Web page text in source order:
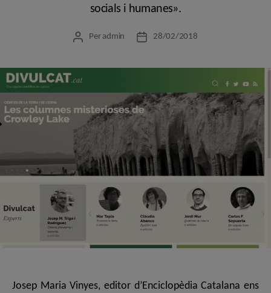
socials i humanes».
Autor
Per admin
Data28/02/2018
Josep Maria Vinyes, editor d’Enciclopèdia Catalana ens